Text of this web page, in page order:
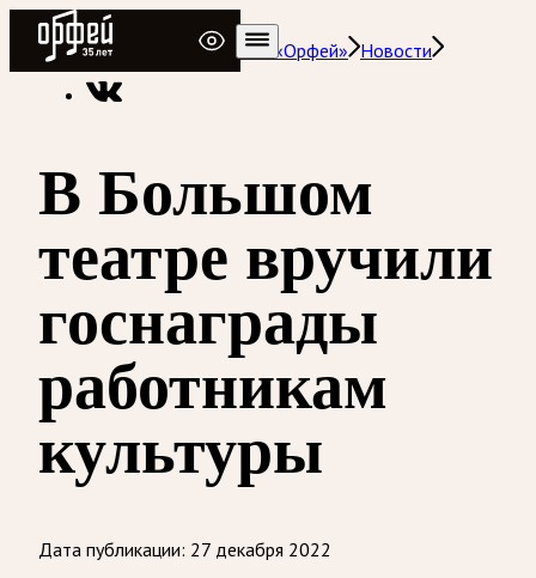
Радио Орфей
Радио классической музыки «Орфей» Новости
В Большом
театре вручили
госнаграды
работникам
культуры
Дата публикации: 27 декабря 2022